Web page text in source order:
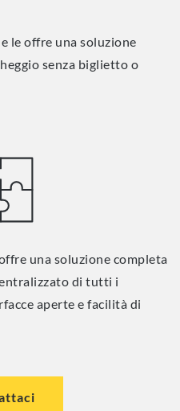
le offre una soluzione
senza biglietto o
una soluzione completa
di tutti i
aperte e facilità di